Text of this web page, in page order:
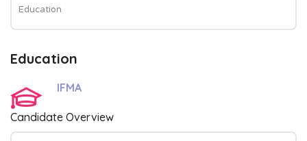
Education
Education
IFMA
Candidate Overview